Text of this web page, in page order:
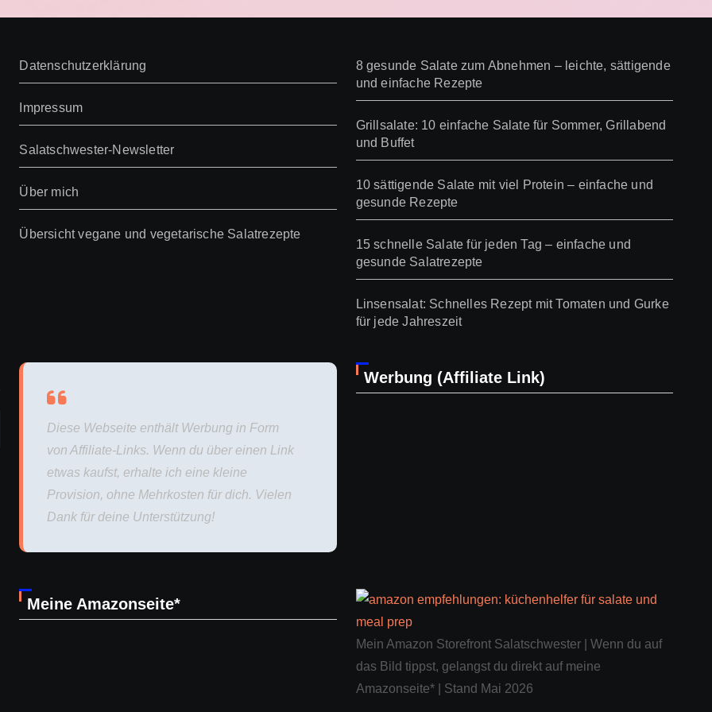
Datenschutzerklärung
Impressum
Salatschwester-Newsletter
Über mich
Übersicht vegane und vegetarische Salatrezepte
8 gesunde Salate zum Abnehmen – leichte, sättigende
und einfache Rezepte
Grillsalate: 10 einfache Salate für Sommer, Grillabend
und Buffet
10 sättigende Salate mit viel Protein – einfache und
gesunde Rezepte
15 schnelle Salate für jeden Tag – einfache und
gesunde Salatrezepte
Linsensalat: Schnelles Rezept mit Tomaten und Gurke
für jede Jahreszeit
Diese Webseite enthält Werbung in Form
von Affiliate-Links. Wenn du über einen Link
etwas kaufst, erhalte ich eine kleine
Provision, ohne Mehrkosten für dich. Vielen
Dank für deine Unterstützung!
Werbung (Affiliate Link)
Meine Amazonseite*
Mein Amazon Storefront Salatschwester | Wenn du auf
das Bild tippst, gelangst du direkt auf meine
Amazonseite* | Stand Mai 2026